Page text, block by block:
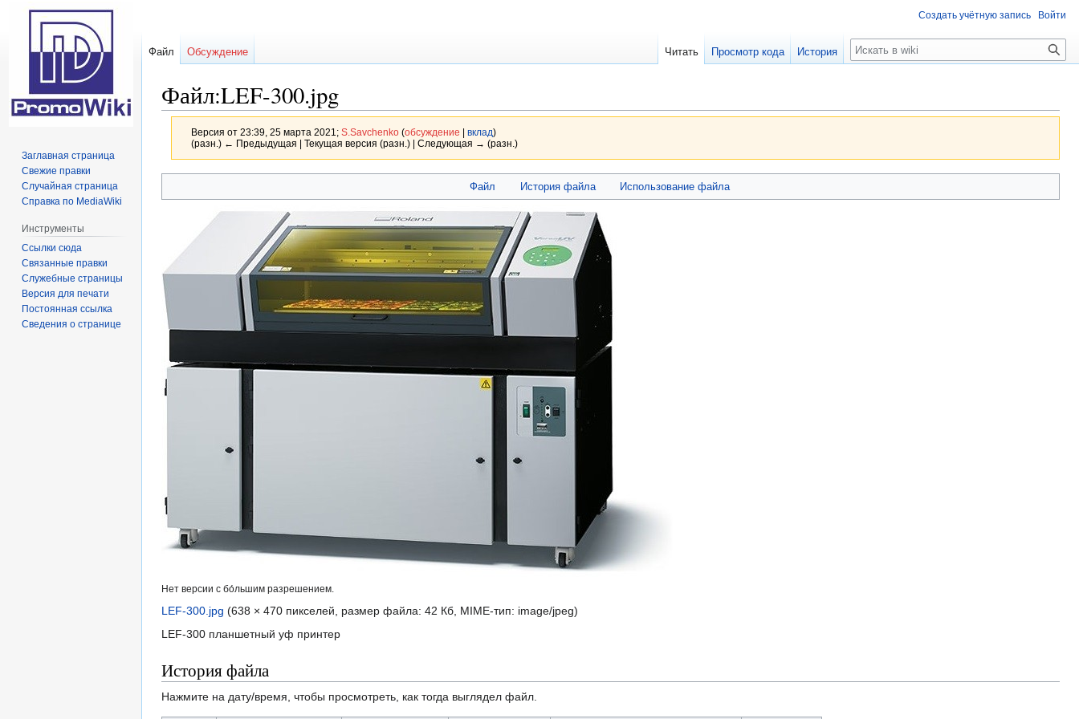
Файл:LEF-300.jpg
Версия от 23:39, 25 марта 2021; S.Savchenko (обсуждение вклад)
(разн.) ← Предыдущая | Текущая версия (разн.) | Следующая → (разн.)
к
навигации
к
Файл История файла Использование файла
Нет версии с бо́льшим разрешением.
LEF-300.jpg (638 × 470 пикселей, размер файла: 42 Кб, MIME-тип: image/jpeg)
LEF-300 планшетный уф принтер
История файла
Нажмите на дату/время, чтобы просмотреть, как тогда выглядел файл.
Создать учётную запись Войти
Файл Обсуждение Читать Просмотр кода История Поиск
Заглавная страница
Свежие правки
Случайная страница
Справка по MediaWiki
Инструменты
Ссылки сюда
Связанные правки
Служебные страницы
Версия для печати
Постоянная ссылка
Сведения о странице